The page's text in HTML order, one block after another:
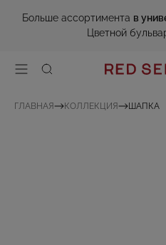
Больше ассортимента в
Цветной
ГЛАВНАЯ КОЛЛЕКЦИЯ ШАПКА